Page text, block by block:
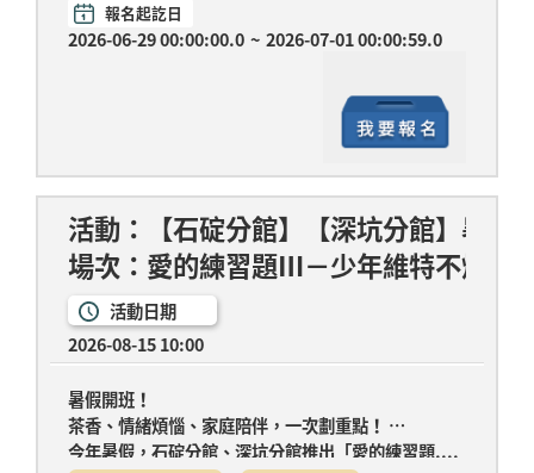
報名起訖日
2026-06-29 00:00:00.0 ~ 2026-07-01 00:00:59.0
活動：【石碇分館】【深坑分館】暑
場次：愛的練習題Ⅲ－少年維特不煩惱
活動日期
2026-08-15 10:00
暑假開班！
茶香、情緒煩惱、家庭陪伴，一次劃重點！
今年暑假，石碇分館、深坑分館推出「愛的練習題....